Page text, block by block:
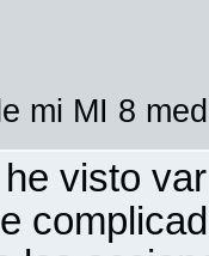
mi MI 8
visto